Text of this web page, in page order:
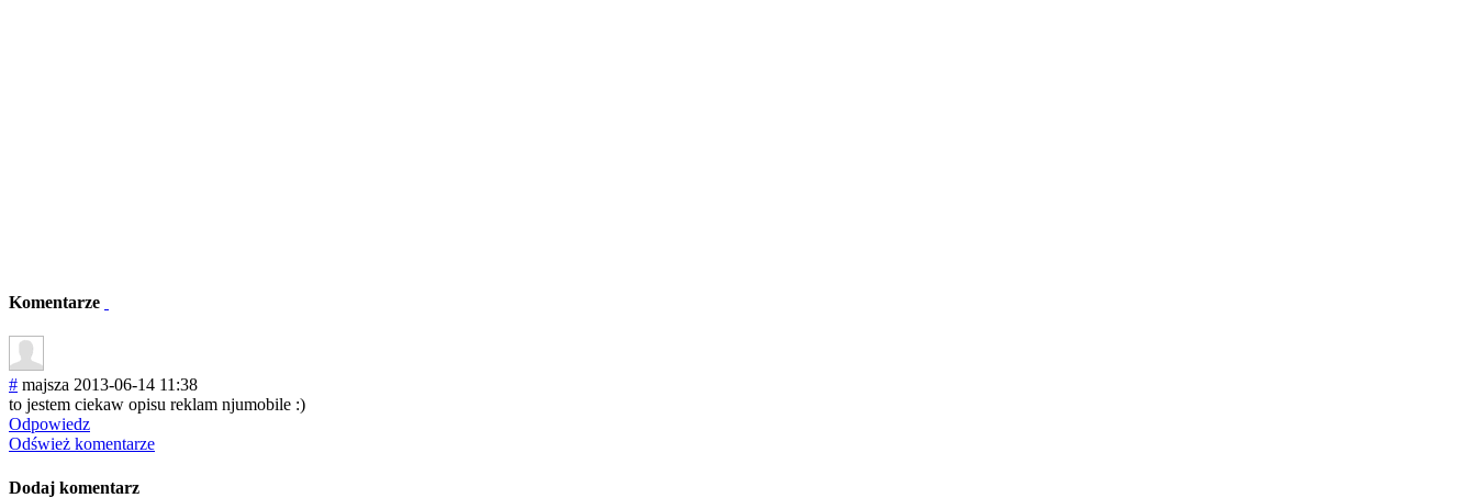
Komentarze
# majsza 2013-06-14 11:38
to jestem ciekaw opisu reklam njumobile :)
Odpowiedz
Odśwież komentarze
Dodaj komentarz